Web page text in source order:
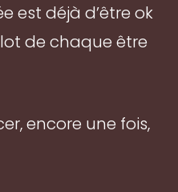
est déjà d’être ok
de chaque être
encore une fois,